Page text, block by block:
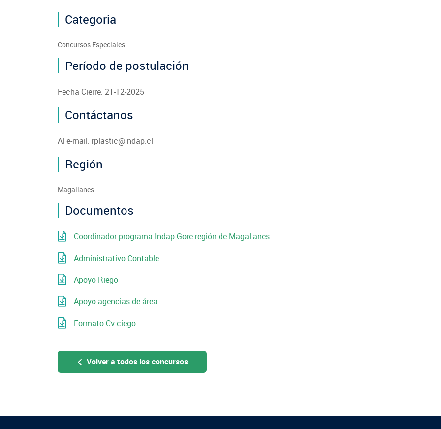
Categoria
Concursos Especiales
Período de postulación
Fecha Cierre: 21-12-2025
Contáctanos
Al e-mail: rplastic@indap.cl
Región
Magallanes
Documentos
Coordinador programa Indap-Gore región de Magallanes
Administrativo Contable
Apoyo Riego
Apoyo agencias de área
Formato Cv ciego
Volver a todos los concursos